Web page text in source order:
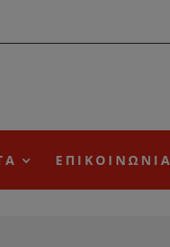
ΕΠΙΚΟΙΝΩΝΙΑ